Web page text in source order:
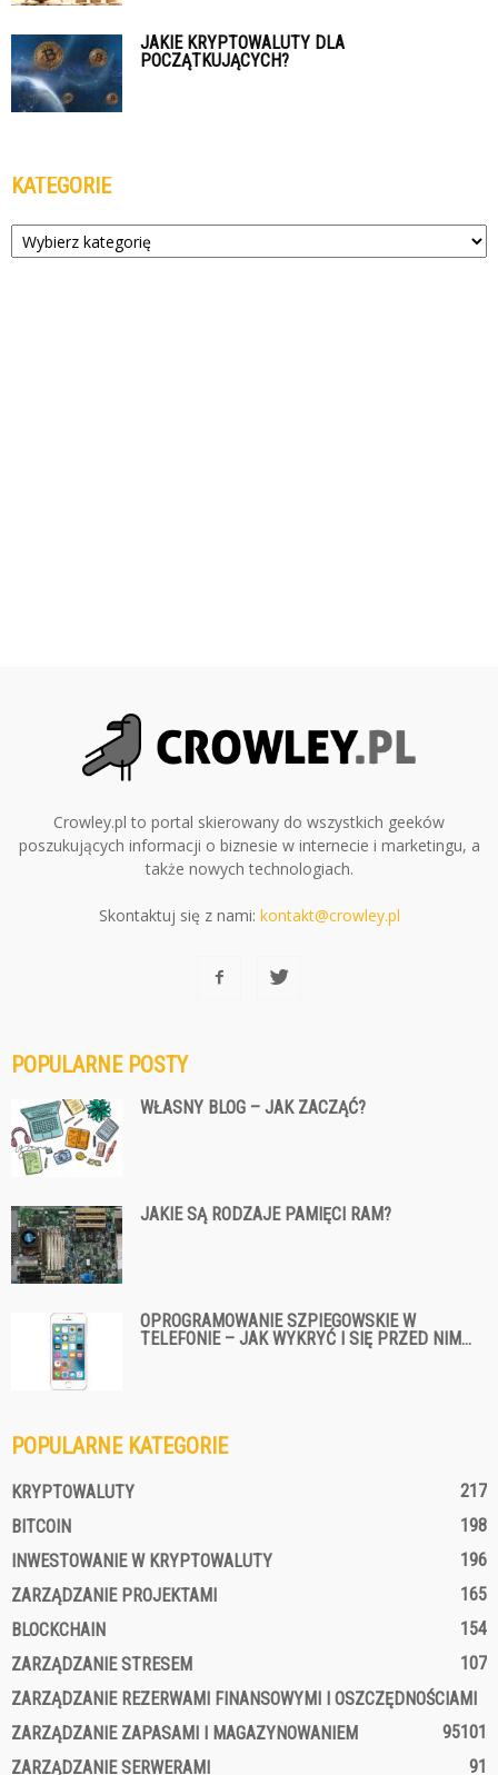
JAKIE KRYPTOWALUTY DLA
POCZĄTKUJĄCYCH?
KATEGORIE
Kategorie
Crowley.pl to portal skierowany do wszystkich geeków
poszukujących informacji o biznesie w internecie i marketingu, a
także nowych technologiach.
Skontaktuj się z nami: kontakt@crowley.pl
POPULARNE POSTY
WŁASNY BLOG – JAK ZACZĄĆ?
JAKIE SĄ RODZAJE PAMIĘCI RAM?
OPROGRAMOWANIE SZPIEGOWSKIE W
TELEFONIE – JAK WYKRYĆ I SIĘ PRZED NIM...
POPULARNE KATEGORIE
KRYPTOWALUTY
217
BITCOIN
198
INWESTOWANIE W KRYPTOWALUTY
196
ZARZĄDZANIE PROJEKTAMI
165
BLOCKCHAIN
154
ZARZĄDZANIE STRESEM
107
ZARZĄDZANIE REZERWAMI FINANSOWYMI I OSZCZĘDNOŚCIAMI
101
ZARZĄDZANIE ZAPASAMI I MAGAZYNOWANIEM
95
ZARZĄDZANIE SERWERAMI
91